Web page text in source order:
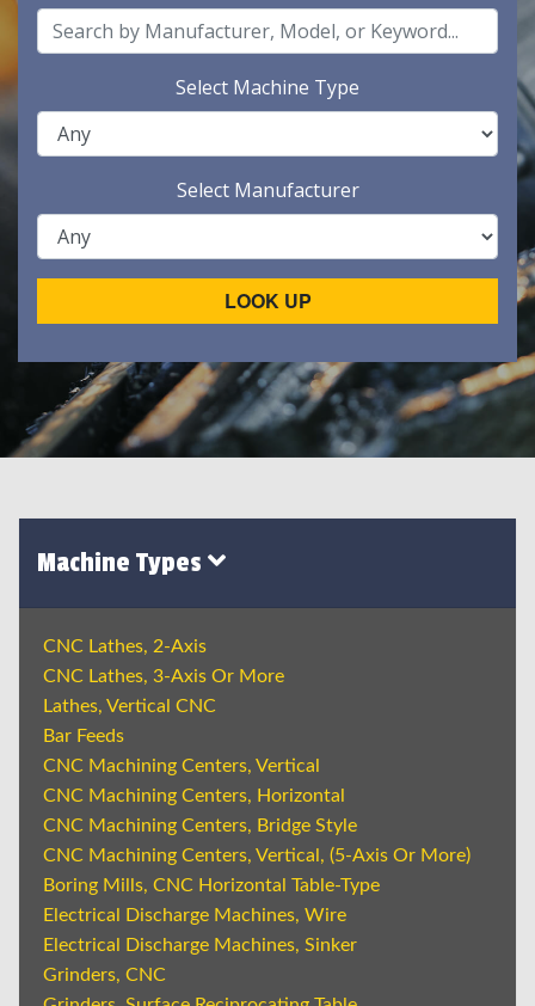
Select Machine Type
Select Manufacturer
LOOK UP
Machine Types
CNC Lathes, 2-Axis
CNC Lathes, 3-Axis Or More
Lathes, Vertical CNC
Bar Feeds
CNC Machining Centers, Vertical
CNC Machining Centers, Horizontal
CNC Machining Centers, Bridge Style
CNC Machining Centers, Vertical, (5-Axis Or More)
Boring Mills, CNC Horizontal Table-Type
Electrical Discharge Machines, Wire
Electrical Discharge Machines, Sinker
Grinders, CNC